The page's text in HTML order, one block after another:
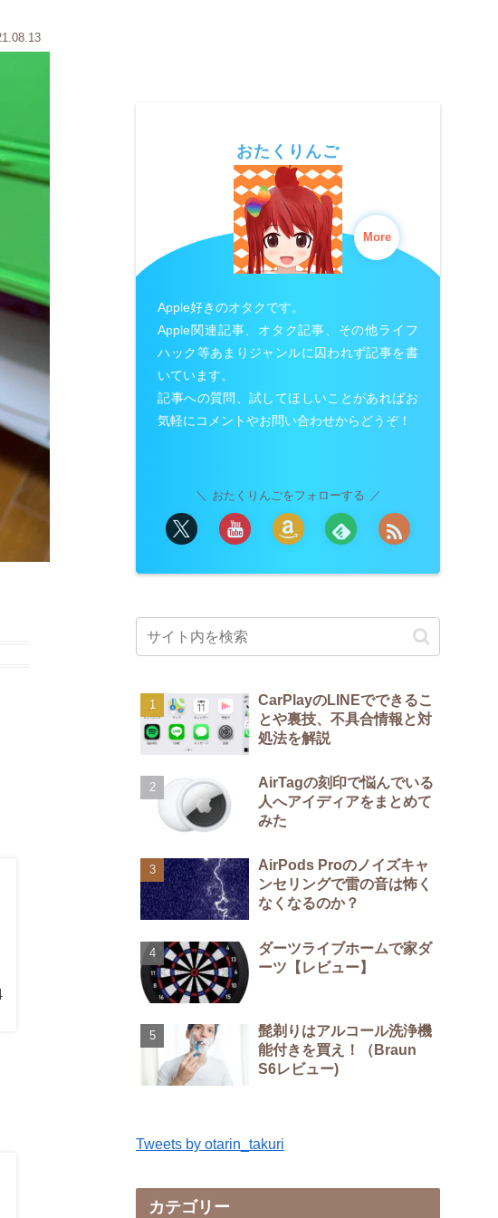
おたくりんご
More
Apple好きのオタクです。
Apple関連記事、オタク記事、その他ライフ
ハック等あまりジャンルに囚われず記事を書
いています。
記事への質問、試してほしいことがあればお
気軽にコメントやお問い合わせからどうぞ！
おたくりんごをフォローする
CarPlayのLINEでできるこ
とや裏技、不具合情報と対
処法を解説
AirTagの刻印で悩んでいる
人へアイディアをまとめて
みた
AirPods Proのノイズキャ
ンセリングで雷の音は怖く
なくなるのか？
ダーツライブホームで家ダ
ーツ【レビュー】
髭剃りはアルコール洗浄機
能付きを買え！（Braun
S6レビュー)
Tweets by otarin_takuri
カテゴリー